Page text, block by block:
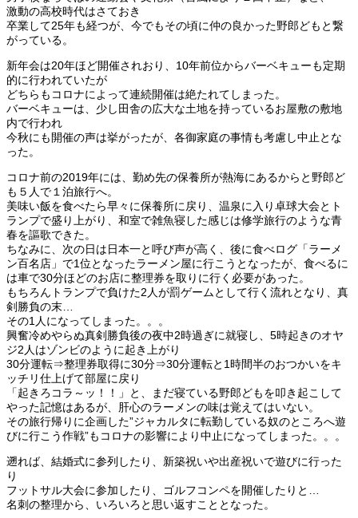
激動の高校時代はさておき
卒業して25年も経つが、今でもその頃に仲の良かった野郎どもと繋
がっている。
新年会は20年ほど開催されおり、10年前位からバーベキューも定期
的に行われていたが
どちらもコロナによって連続開催は絶たれてしまった。
バーベキューは、少し田舎の広大な土地を持っているお屋敷の敷地
内で行われ
今秋にも開催の声は挙がったが、各御家庭の事情も考慮し中止とな
った。
コロナ前の2019年には、勤め先の保養所が熱海にあるからと野郎ど
も５人で１泊旅行へ。
美味い飯を食べたら早々に保養所に戻り、温泉に入り卓球大会とト
ランプで盛り上がり、和室で雑魚寝した感じは修学旅行のような青
春を謳歌できた。
ちなみに、次の日は日本一と呼び声が高く、後に食べログ「ラーメ
ン百名店」で1位となったラーメン屋に行こうとなったが、食べるに
は車で30分ほどのお店に整理券を取りに行く必要があった。
もちろんトランプで負けた2人が罰ゲームとして行く流れとなり、真
剣勝負の末…
その1人になってしまった。。。
興奮冷めやらぬ真剣勝負後の夜中2時過ぎに就寝し、5時起きのオヤ
ジ2人はゾンビのように起き上がり
30分運転⇒整理券取得に30分⇒30分運転と1時間半のおつかいをキ
ッチリ仕上げて部屋に戻り
「起きろコラ～ッ！！」と、まだ寝ている野郎どもを叩き起こして
やった記憶はあるが、肝心のラーメンの味は覚えてはいない。
その旅行帰りに企画した”ジャカルタに転勤している奴のところへ遊
びに行こう作戦”もコロナの影響により中止になってしまった。。。
遡れば、結婚式に参列したり、新築祝いや出産祝いで遊びに行った
り
フットサル大会に参加したり、ゴルフコンペを開催したりと…
名刺の整理から、いろいろと思い返すこととなった。